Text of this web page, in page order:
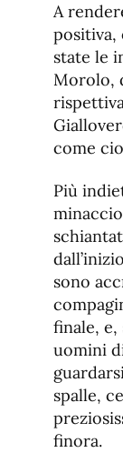
A
positiva,
state le
Morolo,
come
Più
sono
finale,
uomini
spalle,
finora.